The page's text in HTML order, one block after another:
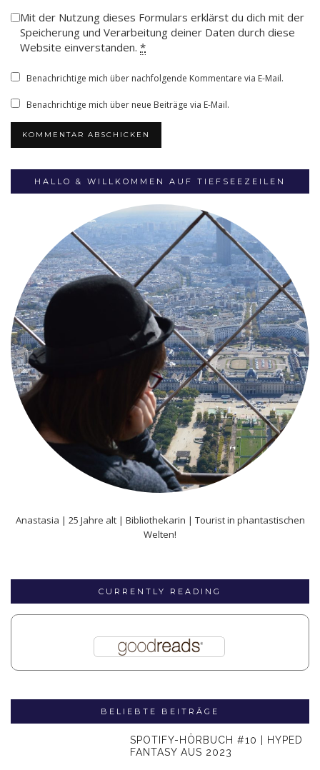
Mit der Nutzung dieses Formulars erklärst du dich mit der
Speicherung und Verarbeitung deiner Daten durch diese
Website einverstanden. *
Benachrichtige mich über nachfolgende Kommentare via E-Mail.
Benachrichtige mich über neue Beiträge via E-Mail.
HALLO & WILLKOMMEN AUF TIEFSEEZEILEN
Anastasia | 25 Jahre alt | Bibliothekarin | Tourist in phantastischen
Welten!
CURRENTLY READING
BELIEBTE BEITRÄGE
SPOTIFY-HÖRBUCH #10 | HYPED
FANTASY AUS 2023